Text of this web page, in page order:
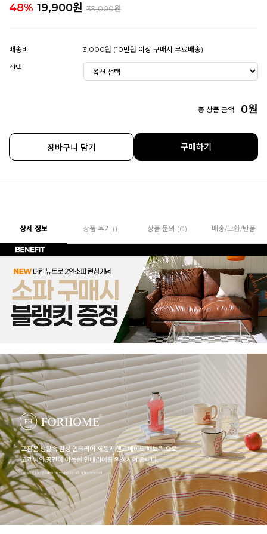
48% 19,900원 39,000원
배송비
3,000원 (10만원 이상 구매시 무료배송)
선택
총 상품 금액 0원
장바구니 담기 구매하기
상세 정보 상품 후기 () 상품 문의 (0) 배송/교환/반품